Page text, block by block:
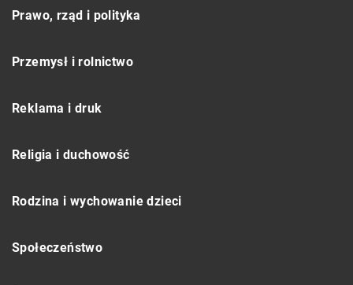
Prawo, rząd i polityka
Przemysł i rolnictwo
Reklama i druk
Religia i duchowość
Rodzina i wychowanie dzieci
Społeczeństwo